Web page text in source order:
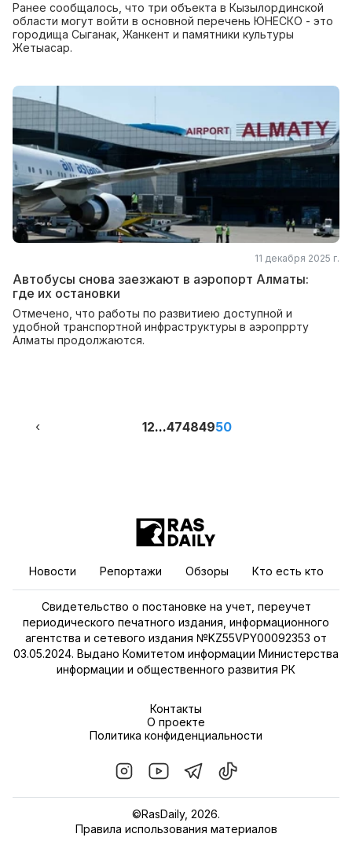
Ранее сообщалось, что три объекта в Кызылординской
области могут войти в основной перечень ЮНЕСКО - это
городища Сыганак, Жанкент и памятники культуры
Жетыасар.
11 декабря 2025 г.
Автобусы снова заезжают в аэропорт Алматы:
где их остановки
Отмечено, что работы по развитиею доступной и
удобной транспортной инфраструктуры в аэропррту
Алматы продолжаются.
‹ 12...47484950
Новости Репортажи Обзоры Кто есть кто
Свидетельство о постановке на учет, переучет
периодического печатного издания, информационного
агентства и сетевого издания №KZ55VPY00092353 от
03.05.2024. Выдано Комитетом информации Министерства
информации и общественного развития РК
Контакты
О проекте
Политика конфиденциальности
©RasDaily, 2026.
Правила использования материалов